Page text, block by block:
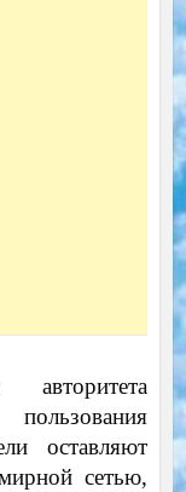
пользования
оставляют
сетью,